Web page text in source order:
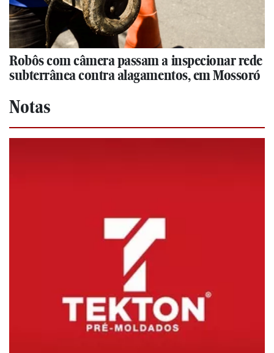
Robôs com câmera passam a inspecionar rede
subterrânea contra alagamentos, em Mossoró
Notas